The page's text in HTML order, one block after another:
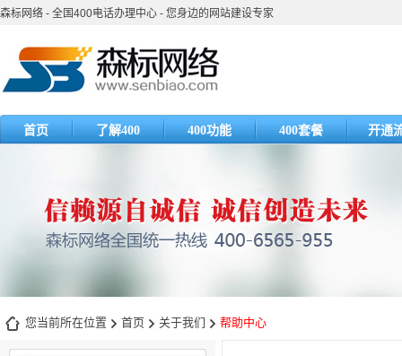
森标网络 - 全国400电话办理中心 - 您身边的网站建设专家
首页 了解400 400功能 400套餐 开通
您当前所在位置 首页 关于我们 帮助中心